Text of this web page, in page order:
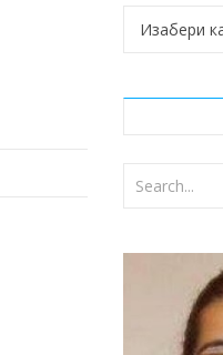
Категорије